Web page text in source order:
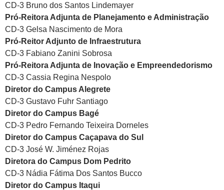
CD-3 Bruno dos Santos Lindemayer
Pró-Reitora Adjunta de Planejamento e Administração
CD-3 Gelsa Nascimento de Mora
Pró-Reitor Adjunto de Infraestrutura
CD-3 Fabiano Zanini Sobrosa
Pró-Reitora Adjunta de Inovação e Empreendedorismo
CD-3 Cassia Regina Nespolo
Diretor do Campus Alegrete
CD-3 Gustavo Fuhr Santiago
Diretor do Campus Bagé
CD-3 Pedro Fernando Teixeira Dorneles
Diretor do Campus Caçapava do Sul
CD-3 José W. Jiménez Rojas
Diretora do Campus Dom Pedrito
CD-3 Nádia Fátima Dos Santos Bucco
Diretor do Campus Itaqui